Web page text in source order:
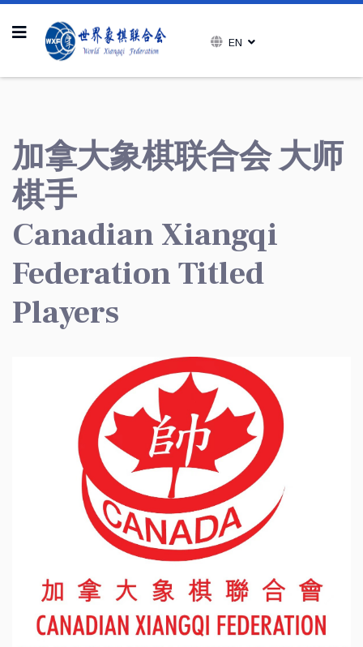
EN
加拿大象棋联合会 大师
棋手
Canadian Xiangqi
Federation Titled
Players